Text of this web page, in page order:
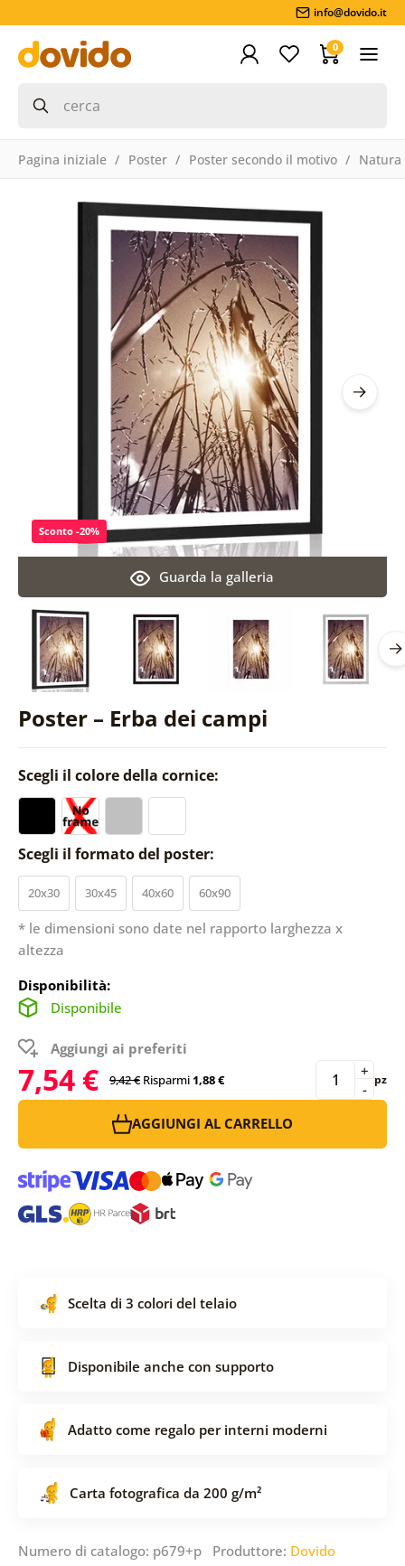
info@dovido.it
0
Pagina iniziale Poster Poster secondo il motivo Natura
Poster – Erba dei campi
Guarda la galleria
Sconto -20%
Scegli il colore della cornice:
Scegli il formato del poster:
20x30 30x45 40x60 60x90
* le dimensioni sono date nel rapporto larghezza x
altezza
Disponibilità:
Disponibile
Aggiungi ai preferiti
7,54 € 9,42 € Risparmi1,88 € -
+ pz
AGGIUNGI AL CARRELLO
Scelta di 3 colori del telaio
Disponibile anche con supporto
Adatto come regalo per interni moderni
Carta fotografica da 200 g/m²
Numero di catalogo: p679+p Produttore: Dovido